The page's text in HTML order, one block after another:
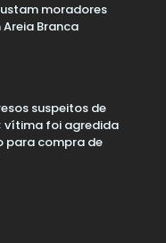
moradores
Branca
suspeitos de
vítima foi agredida
para compra de